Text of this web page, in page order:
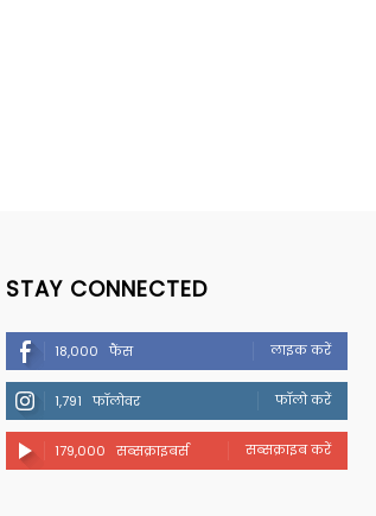
STAY CONNECTED
18,000 फैंस लाइक करें
1,791 फॉलोवर फॉलो करें
179,000 सब्सक्राइबर्स सब्सक्राइब करें